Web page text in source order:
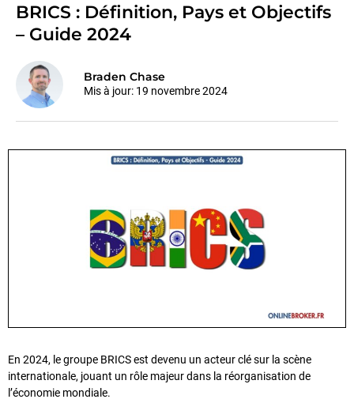
BRICS : Définition, Pays et Objectifs
– Guide 2024
Braden Chase
Mis à jour: 19 novembre 2024
En 2024, le groupe BRICS est devenu un acteur clé sur la scène
internationale, jouant un rôle majeur dans la réorganisation de
l’économie mondiale.